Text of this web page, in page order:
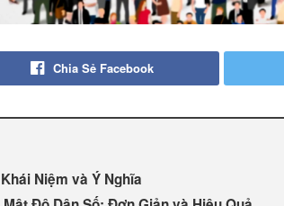
Chia Sẻ Facebook
Niệm và Ý Nghĩa